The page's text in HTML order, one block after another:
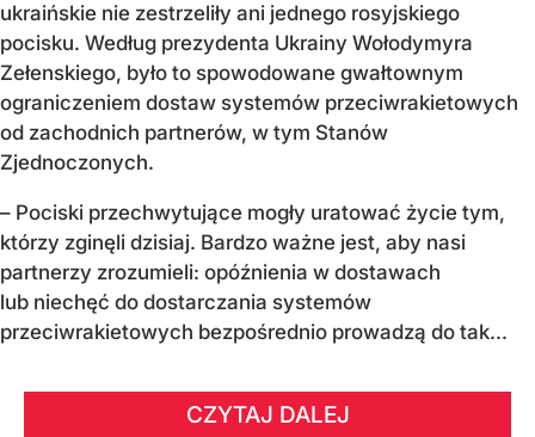
ukraińskie nie zestrzeliły ani jednego rosyjskiego
pocisku. Według prezydenta Ukrainy Wołodymyra
Zełenskiego, było to spowodowane gwałtownym
ograniczeniem dostaw systemów przeciwrakietowych
od zachodnich partnerów, w tym Stanów
Zjednoczonych.
– Pociski przechwytujące mogły uratować życie tym,
którzy zginęli dzisiaj. Bardzo ważne jest, aby nasi
partnerzy zrozumieli: opóźnienia w dostawach
lub niechęć do dostarczania systemów
przeciwrakietowych bezpośrednio prowadzą do tak...
CZYTAJ DALEJ